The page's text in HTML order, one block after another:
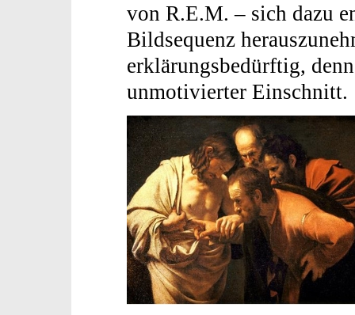
von R.E.M. – sich dazu
Bildsequenz
erklärungsbedürftig,
unmotivierter Einschnitt.